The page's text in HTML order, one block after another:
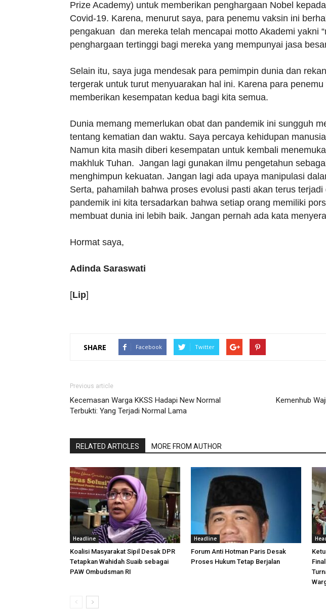
Prize Academy) untuk memberikan penghargaan Nobel
Covid-19. Karena, menurut saya, para penemu vaksin ini
pengakuan dan mereka telah mencapai motto Akademi yakni
penghargaan tertinggi bagi mereka yang mempunyai jasa
Selain itu, saya juga mendesak para pemimpin dunia dan
tergerak untuk turut menyuarakan hal ini. Karena para
memberikan kesempatan kedua bagi kita semua.
Dunia memang memerlukan obat dan pandemik ini sungguh
tentang kematian dan waktu. Saya percaya kehidupan
Namun kita masih diberi kesempatan untuk kembali
makhluk Tuhan. Jangan lagi gunakan ilmu pengetahun
menghimpun kekuatan. Jangan lagi ada upaya manipulasi
Serta, pahamilah bahwa proses evolusi pasti akan terus
pandemik ini kita tersadarkan bahwa setiap orang memiliki
membuat dunia ini lebih baik. Jangan pernah ada kata
Hormat saya,
Adinda Saraswati
[Lip]
SHARE Facebook Twitter
Previous article
Kecemasan Warga KKSS Hadapi New Normal
Terbukti: Yang Terjadi Normal Lama
Kemenhub
RELATED ARTICLES MORE FROM AUTHOR
Headline
Koalisi Masyarakat Sipil Desak DPR
Tetapkan Wahidah Suaib sebagai
PAW Ombudsman RI
Headline
Forum Anti Hotman Paris Desak
Proses Hukum Tetap Berjalan